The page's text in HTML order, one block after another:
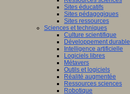
Sites éducatifs
Sites pédagogiques
Sites ressources
Sciences et techniques
Culture scientifique
Développement durable
Intelligence artificielle
Logiciels libres
Métavers
Outils et logiciels
Réalité augmentée
Ressources sciences
Robotique